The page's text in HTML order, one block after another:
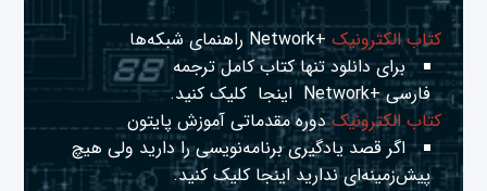
کتاب الکترونیک+Network راهنمای شبکه‌ها
برای دانلود تنها کتاب کامل ترجمه
فارسی +Network
اینجا کلیک کنید.
کتاب الکترونیکدوره مقدماتی آموزش پایتون
اگر قصد یادگیری برنامه‌نویسی را دارید ولی هیچ
پیش‌زمینه‌ای نداریداینجا کلیک کنید.